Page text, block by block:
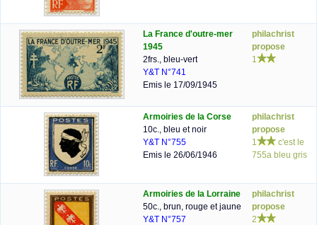
La France d'outre-mer
1945
2frs., bleu-vert
Y&T N°741
Emis le 17/09/1945
philachrist
propose
1
Armoiries de la Corse
10c., bleu et noir
Y&T N°755
Emis le 26/06/1946
philachrist
propose
1
c'est le
755a bleu gris
Armoiries de la Lorraine
50c., brun, rouge et jaune
Y&T N°757
philachrist
propose
2